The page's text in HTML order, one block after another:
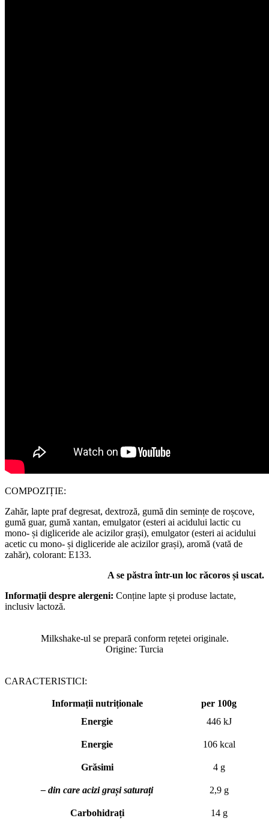
COMPOZIȚIE:
Zahăr, lapte praf degresat, dextroză, gumă din semințe de roșcove,
gumă guar, gumă xantan, emulgator (esteri ai acidului lactic cu
mono- și digliceride ale acizilor grași), emulgator (esteri ai acidului
acetic cu mono- și digliceride ale acizilor grași), aromă (vată de
zahăr), colorant: E133.
A se păstra într-un loc răcoros și uscat.
Informații despre alergeni: Conține lapte și produse lactate,
inclusiv lactoză.
Milkshake-ul se prepară conform rețetei originale.
Origine: Turcia
CARACTERISTICI:
Informații nutriționale
per 100g
Energie
446 kJ
Energie 106 kcal
Grăsimi 4 g
– din care acizi grași saturați 2,9 g
Carbohidrați 14 g